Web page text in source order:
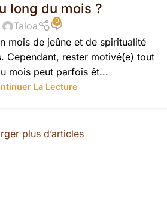
long du mois ?
Taloa 0
mois de jeûne et de spiritualité
Cependant, rester motivé(e) tout
mois peut parfois êt...
La Lecture
plus d’articles